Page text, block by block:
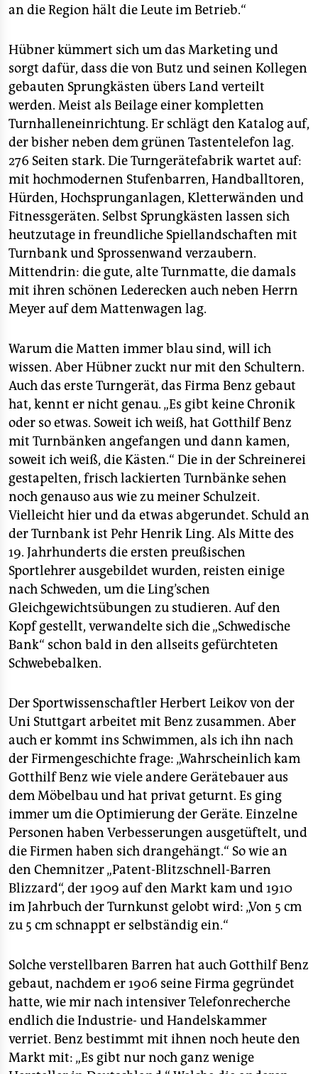
an die Region hält die Leute im Betrieb.“
Hübner kümmert sich um das Marketing und
sorgt dafür, dass die von Butz und seinen Kollegen
gebauten Sprungkästen übers Land verteilt
werden. Meist als Beilage einer kompletten
Turnhalleneinrichtung. Er schlägt den Katalog auf,
der bisher neben dem grünen Tastentelefon lag.
276 Seiten stark. Die Turngerätefabrik wartet auf:
mit hochmodernen Stufenbarren, Handballtoren,
Hürden, Hochsprunganlagen, Kletterwänden und
Fitnessgeräten. Selbst Sprungkästen lassen sich
heutzutage in freundliche Spiellandschaften mit
Turnbank und Sprossenwand verzaubern.
Mittendrin: die gute, alte Turnmatte, die damals
mit ihren schönen Lederecken auch neben Herrn
Meyer auf dem Mattenwagen lag.
Warum die Matten immer blau sind, will ich
wissen. Aber Hübner zuckt nur mit den Schultern.
Auch das erste Turngerät, das Firma Benz gebaut
hat, kennt er nicht genau. „Es gibt keine Chronik
oder so etwas. Soweit ich weiß, hat Gotthilf Benz
mit Turnbänken angefangen und dann kamen,
soweit ich weiß, die Kästen.“ Die in der Schreinerei
gestapelten, frisch lackierten Turnbänke sehen
noch genauso aus wie zu meiner Schulzeit.
Vielleicht hier und da etwas abgerundet. Schuld an
der Turnbank ist Pehr Henrik Ling. Als Mitte des
19. Jahrhunderts die ersten preußischen
Sportlehrer ausgebildet wurden, reisten einige
nach Schweden, um die Ling’schen
Gleichgewichtsübungen zu studieren. Auf den
Kopf gestellt, verwandelte sich die „Schwedische
Bank“ schon bald in den allseits gefürchteten
Schwebebalken.
Der Sportwissenschaftler Herbert Leikov von der
Uni Stuttgart arbeitet mit Benz zusammen. Aber
auch er kommt ins Schwimmen, als ich ihn nach
der Firmengeschichte frage: „Wahrscheinlich kam
Gotthilf Benz wie viele andere Gerätebauer aus
dem Möbelbau und hat privat geturnt. Es ging
immer um die Optimierung der Geräte. Einzelne
Personen haben Verbesserungen ausgetüftelt, und
die Firmen haben sich drangehängt.“ So wie an
den Chemnitzer „Patent-Blitzschnell-Barren
Blizzard“, der 1909 auf den Markt kam und 1910
im Jahrbuch der Turnkunst gelobt wird: „Von 5 cm
zu 5 cm schnappt er selbständig ein.“
Solche verstellbaren Barren hat auch Gotthilf Benz
gebaut, nachdem er 1906 seine Firma gegründet
hatte, wie mir nach intensiver Telefonrecherche
endlich die Industrie- und Handelskammer
verriet. Benz bestimmt mit ihnen noch heute den
Markt mit: „Es gibt nur noch ganz wenige